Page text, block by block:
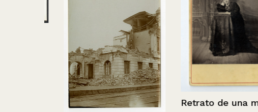
Retrato de una mujer